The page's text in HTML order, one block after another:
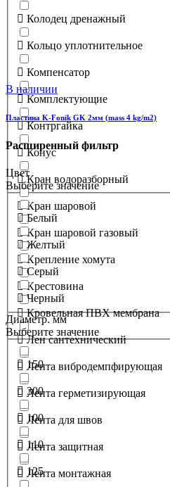
Колодец дренажный
Кольцо уплотнительное
Компенсатор
Комплектующие
Контргайка
Конус
Кран водоразборный
Кран шаровой
Кран шаровой газовый
Крепление хомута
Крестовина
Кровельная ПВХ мембрана
Лен сантехнический
Лента вибродемпфирующая
Лента герметизирующая
Лента для швов
Лента защитная
Лента монтажная
В наличии
Пластина K-Fonik GK 2мм (mass 4 kg/m2)
Расширенный фильтр
Цвет
Выберите значение
Белый
Желтый
Серый
Черный
Диаметр. мм
Выберите значение
150
300
100
110
125